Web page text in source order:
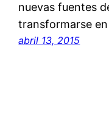
nuevas fuentes
transformarse
abril 13, 2015